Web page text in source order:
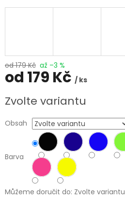
od 179 Kč až –3 %
od 179 Kč / ks
cena:
Zvolte variantu
Obsah
Barva
Můžeme doručit do: Zvolte variantu